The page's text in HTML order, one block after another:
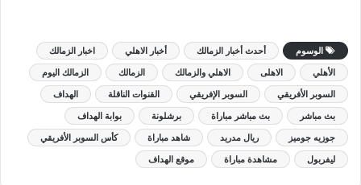
الوسوم أحدث أخبار الزمالك أخبار الاهلي اخبار الزمالك
الأهلي الاهلى الاهلي والزمالك الزمالك الزمالك اليوم
السوبر الأفريقي السوبر الإفريقي القنوات الناقلة الهداف
بث مباشر بث مباشر مباراة برشلونة بوابة الهداف
جوزيه جوميز ريال مدريد شاهد مباراة كأس السوبر الأفريقي
ليفربول مشاهدة مباراة موقع الهداف